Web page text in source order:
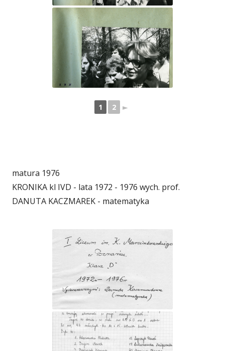
1 2 ►
matura 1976
KRONIKA kl IVD - lata 1972 - 1976 wych. prof.
DANUTA KACZMAREK - matematyka